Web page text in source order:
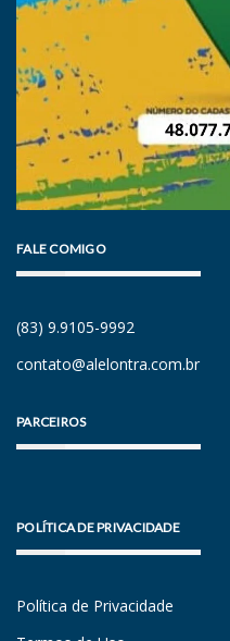
FALE COMIGO
(83) 9.9105-9992
contato@alelontra.com.br
PARCEIROS
POLÍTICA DE PRIVACIDADE
Política de Privacidade